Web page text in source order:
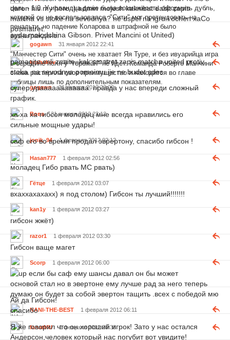
цель - 1:0. У ирландца даже была возможность оформить дубль,
которой он не воспользовался. "Сити" мог претендовать на
пенальти, но падение Коларова в штрафной не было
вознаграждено.
"Манчестер Сити" очень не хватает Яя Туре, и без ивуарийца игра
в середине поля у "горожан" не идет. Команда Роберто Манчини
снова растеряла свое преимущество и находится во главе
таблицы лишь по дополнительным показателям.
daron his my hero :) admin mojesh kaknibut dabit zapis
matcha vs stoke na sevodnya? ne uspel na igru i ochen xaCo
posmatret.
gogawn 31 января 2012 22:41
ayda molodchina Gibson. Privet Mancini ot United)
keshakov 31 января 2012 22:53
pamagite esli znaite. kak smatret zapis matcha united protiv
stoka. na sevodnya pomoimu ije ne budet sdes.
gogawn 31 января 2012 23:00
супер,ураааааааааааа. правда у нас впереди сложный
график.
Вова 31 января 2012 23:12
ха ха ха гибсон молодец мне всегда нравились его
сильные мощные удары!
jonik_94 1 февраля 2012 02:12
саф его во время продал эврертону, спасибо гибсон !
Hasan777 1 февраля 2012 02:56
моладец Гибо рвать МС рвать)
Гётце 1 февраля 2012 03:07
вхаххахахахх) я под столом) Гибсон ты лучший!!!!!!!
kan1y 1 февраля 2012 03:27
гибсон жжёт)
razor1 1 февраля 2012 03:30
Гибсон ваще магет
Scorp 1 февраля 2012 06:00
если бы саф ему шансы давал он бы может
основой стал но в эвертоне ему лучше рад за него теперь
думаю он будет за собой эвертон тащить .всех с победой мю
NANI-THE-BEST 1 февраля 2012 06:11
Ай да Гибсон!
спасибо
fanatMU 1 февраля 2012 08:38
Я же говорил что он хороший игрок! Зато у нас остался
Андерсон,человек который нас погубит вот увидите!